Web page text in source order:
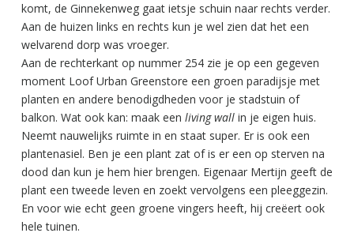
komt, de Ginnekenweg gaat ietsje schuin naar rechts verder.
Aan de huizen links en rechts kun je wel zien dat het een
welvarend dorp was vroeger.
Aan de rechterkant op nummer 254 zie je op een gegeven
moment Loof Urban Greenstore een groen paradijsje met
planten en andere benodigdheden voor je stadstuin of
balkon. Wat ook kan: maak een living wallin je eigen huis.
Neemt nauwelijks ruimte in en staat super. Er is ook een
plantenasiel. Ben je een plant zat of is er een op sterven na
dood dan kun je hem hier brengen. Eigenaar Mertijn geeft de
plant een tweede leven en zoekt vervolgens een pleeggezin.
En voor wie echt geen groene vingers heeft, hij creëert ook
hele tuinen.